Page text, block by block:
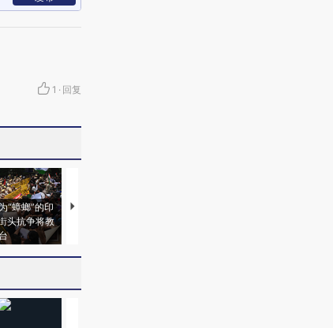
1 · 回复
“蟑螂”的印
头抗争将教
视线｜“入侵”还是“人道危